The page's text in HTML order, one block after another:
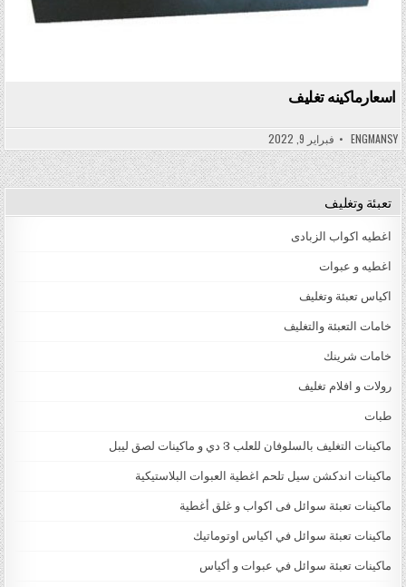
اسعارماكينه تغليف
ENGMANSY فبراير 9, 2022
تعبئة وتغليف
اغطيه اكواب الزبادى
اغطيه و عبوات
اكياس تعبئة وتغليف
خامات التعبئة والتغليف
خامات شرينك
رولات و افلام تغليف
طبات
ماكينات التغليف بالسلوفان للعلب 3 دي و ماكينات لصق ليبل
ماكينات اندكشن سيل تلحم اغطية العبوات البلاستيكية
ماكينات تعبئة سوائل فى اكواب و غلق أغطية
ماكينات تعبئة سوائل في اكياس اوتوماتيك
ماكينات تعبئة سوائل في عبوات و أكياس